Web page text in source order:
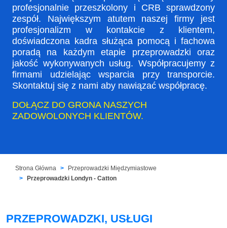
profesjonalnie przeszkolony i CRB sprawdzony
zespół. Największym atutem naszej firmy jest
profesjonalizm w kontakcie z klientem,
doświadczona kadra służąca pomocą i fachowa
poradą na każdym etapie przeprowadzki oraz
jakość wykonywanych usług. Współpracujemy z
firmami udzielając wsparcia przy transporcie.
Skontaktuj się z nami aby nawiązać współpracę.
DOŁĄCZ DO GRONA NASZYCH
ZADOWOLONYCH KLIENTÓW.
Strona Główna
Przeprowadzki Międzymiastowe
Przeprowadzki Londyn - Catton
PRZEPROWADZKI, USŁUGI